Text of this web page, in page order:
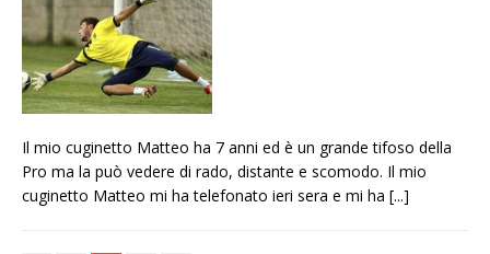
Il mio cuginetto Matteo ha 7 anni ed è un grande tifoso della
Pro ma la può vedere di rado, distante e scomodo. Il mio
cuginetto Matteo mi ha telefonato ieri sera e mi ha [...]